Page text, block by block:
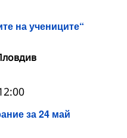
на учениците“
за 24 май